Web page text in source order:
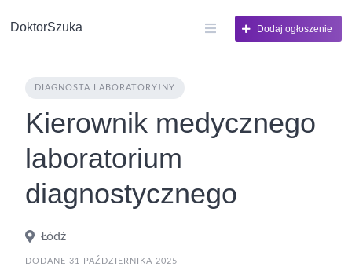
DoktorSzuka Dodaj ogłoszenie
DIAGNOSTA LABORATORYJNY
Kierownik medycznego
laboratorium
diagnostycznego
Łódź
DODANE 31 PAŹDZIERNIKA 2025